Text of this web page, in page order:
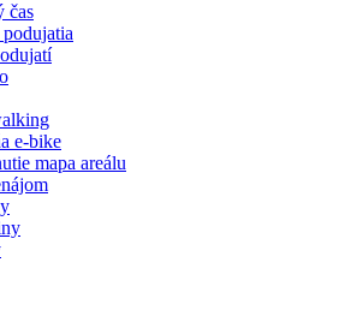
čas
e-bike
mapa areálu